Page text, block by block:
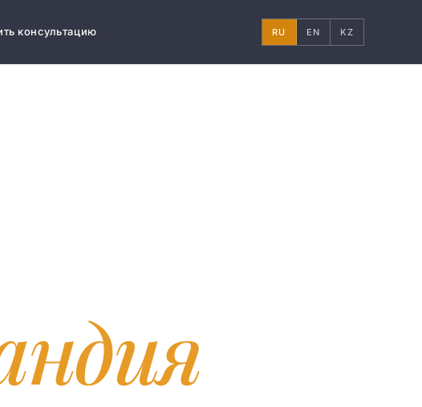
консультацию RU EN KZ